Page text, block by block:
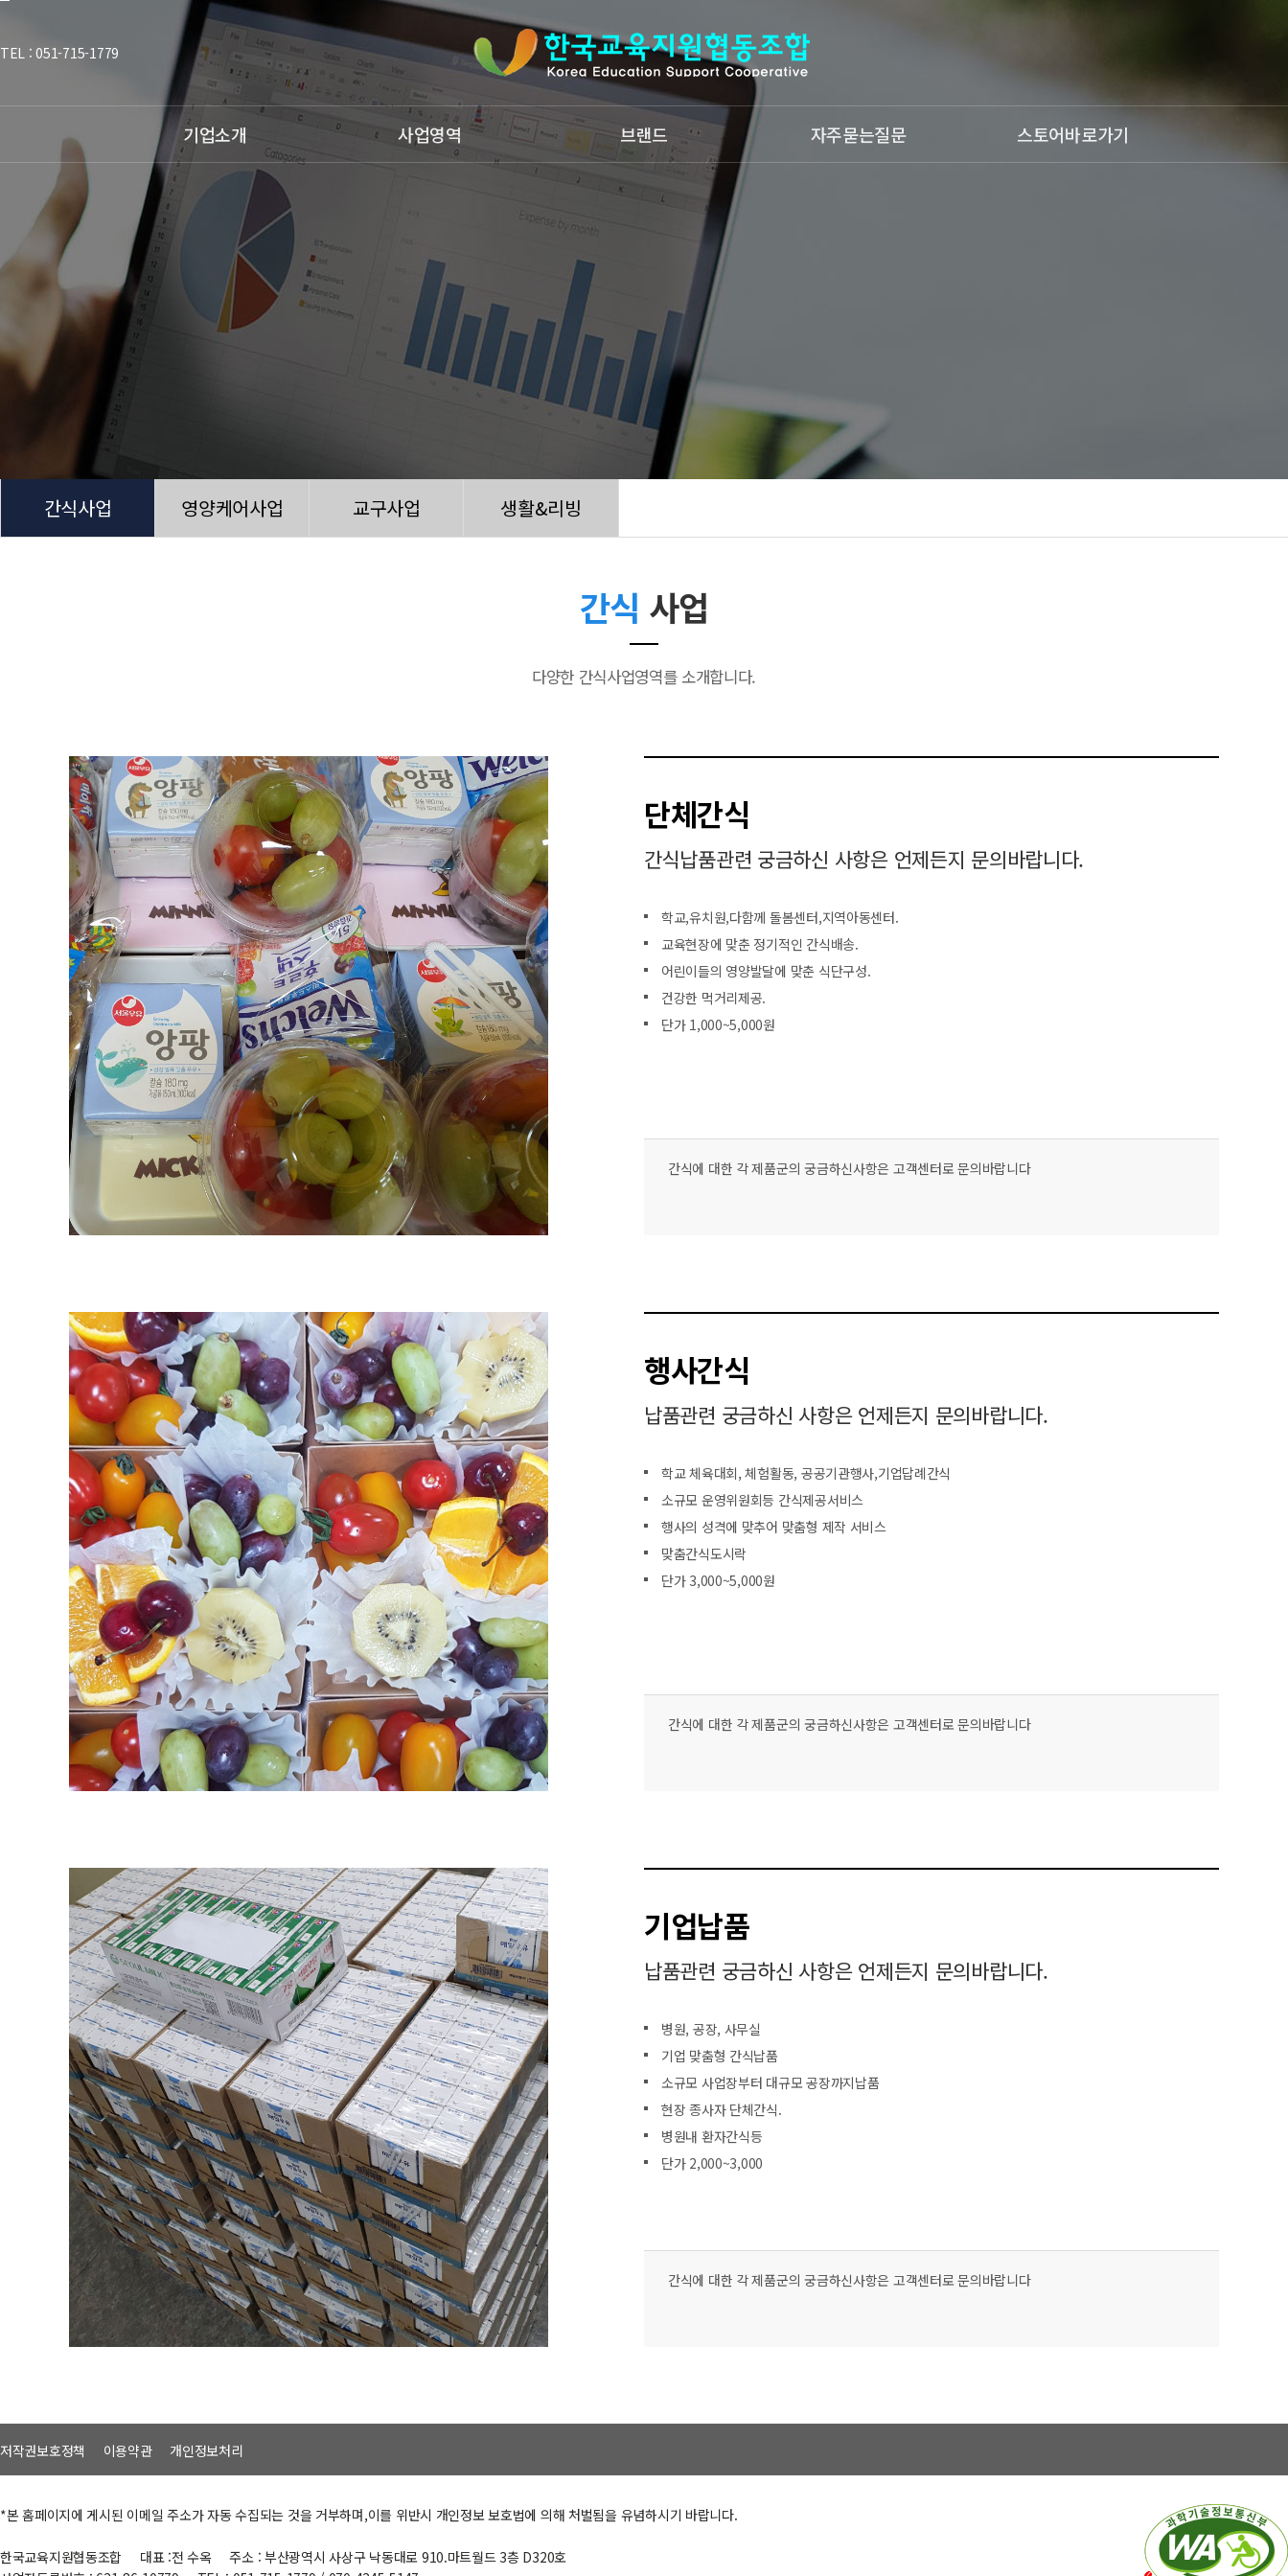
바
TEL : 051-715-1779
기업소개
법인소개
연혁
CI/BI소개
오시는길
사업영역
생활&리빙
브랜드
야미타임
자주묻는질문 스토어바로가기
간식사업 영양케어사업 교구사업 생활&리빙
간식 사업
다양한 간식사업영역를 소개합니다.
단체간식
간식납품관련 궁금하신 사항은 언제든지 문의바랍니다.
학교,유치원,다함께 돌봄센터,지역아동센터.
교육현장에 맞춘 정기적인 간식배송.
어린이들의 영양발달에 맞춘 식단구성.
건강한 먹거리제공.
단가 1,000~5,000원
간식에 대한 각 제품군의 궁금하신사항은 고객센터로 문의바랍니다
행사간식
납품관련 궁금하신 사항은 언제든지 문의바랍니다.
학교 체육대회, 체험활동, 공공기관행사,기업답례간식
소규모 운영위원회등 간식제공서비스
행사의 성격에 맞추어 맞춤형 제작 서비스
맞춤간식도시락
단가 3,000~5,000원
간식에 대한 각 제품군의 궁금하신사항은 고객센터로 문의바랍니다
기업납품
납품관련 궁금하신 사항은 언제든지 문의바랍니다.
병원, 공장, 사무실
기업 맞춤형 간식납품
소규모 사업장부터 대규모 공장까지납품
현장 종사자 단체간식.
병원내 환자간식등
단가 2,000~3,000
간식에 대한 각 제품군의 궁금하신사항은 고객센터로 문의바랍니다
저작권보호정책 이용약관 개인정보처리
*본 홈페이지에 게시된 이메일 주소가 자동 수집되는 것을 거부하며,이를 위반시 개인정보 보호법에 의해 처벌됨을 유념하시기 바랍니다.
한국교육지원협동조합 대표 :전 수옥
주소 : 부산광역시 사상구 낙동대로 910.마트월드 3층 D320호